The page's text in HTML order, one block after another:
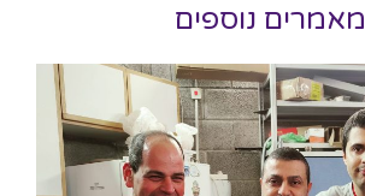
מאמרים נוספים